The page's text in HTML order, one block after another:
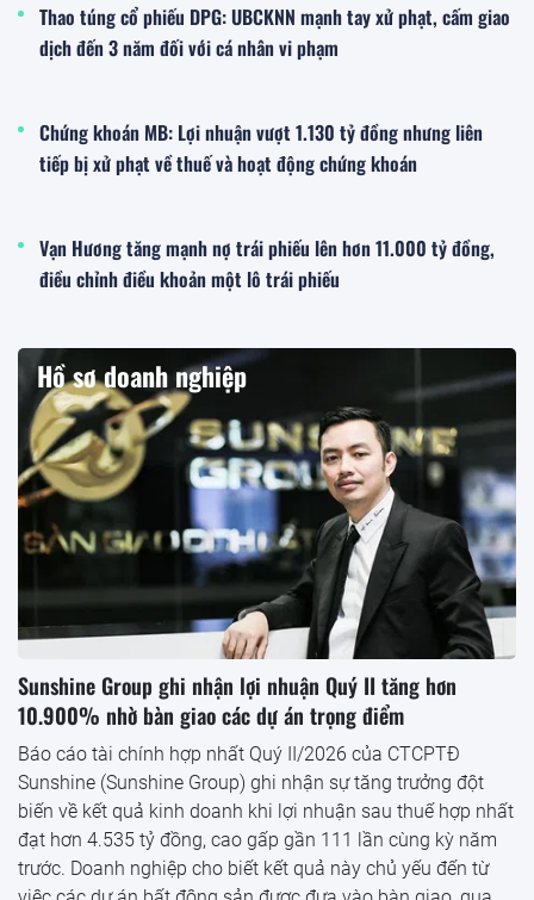
Thao túng cổ phiếu DPG: UBCKNN mạnh tay xử phạt, cấm giao
dịch đến 3 năm đối với cá nhân vi phạm
Chứng khoán MB: Lợi nhuận vượt 1.130 tỷ đồng nhưng liên
tiếp bị xử phạt về thuế và hoạt động chứng khoán
Vạn Hương tăng mạnh nợ trái phiếu lên hơn 11.000 tỷ đồng,
điều chỉnh điều khoản một lô trái phiếu
Hồ sơ doanh nghiệp
Sunshine Group ghi nhận lợi nhuận Quý II tăng hơn
10.900% nhờ bàn giao các dự án trọng điểm
Báo cáo tài chính hợp nhất Quý II/2026 của CTCPTĐ
Sunshine (Sunshine Group) ghi nhận sự tăng trưởng đột
biến về kết quả kinh doanh khi lợi nhuận sau thuế hợp nhất
đạt hơn 4.535 tỷ đồng, cao gấp gần 111 lần cùng kỳ năm
trước. Doanh nghiệp cho biết kết quả này chủ yếu đến từ